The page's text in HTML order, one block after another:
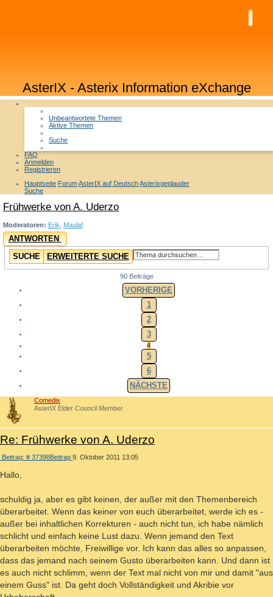
AsterIX - Asterix Information eXchange
Unbeantwortete Themen
Aktive Themen
Suche
FAQ
Anmelden
Registrieren
Hauptseite ForumAsterIX auf DeutschAsterixgeplauder
Suche
Frühwerke von A. Uderzo
Moderatoren: Erik Maulaf
ANTWORTEN
SUCHE
ERWEITERTE SUCHE
90 Beiträge
VORHERIGE
1
2
3
4
5
6
NÄCHSTE
Comedix
AsterIX Elder Council Member
Re: Frühwerke von A. Uderzo
Beitrag: # 37398Beitrag 9. Oktober 2011 13:05
Hallo,
schuldig ja, aber es gibt keinen, der außer mit den Themenbereich
überarbeitet. Wenn das keiner von euch überarbeitet, werde ich es -
außer bei inhaltlichen Korrekturen - auch nicht tun, ich habe nämlich
schlicht und einfach keine Lust dazu. Wenn jemand den Text
überarbeiten möchte, Freiwillige vor. Ich kann das alles so anpassen,
dass das jemand nach seinem Gusto überarbeiten kann. Und dann ist
es auch nicht schlimm, wenn der Text mal nicht von mir und damit "aus
einem Guss" ist. Da geht doch Vollständigkeit und Akribie vor